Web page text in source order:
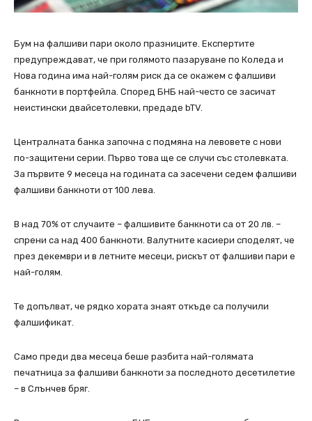
Бум на фалшиви пари около празниците. Експертите
предупреждават, че при голямото пазаруване по Коледа и
Нова година има най-голям риск да се окажем с фалшиви
банкноти в портфейла. Според БНБ най-често се засичат
неистински двайсетолевки, предаде bTV.
Централната банка започна с подмяна на левовете с нови
по-защитени серии. Първо това ще се случи със столевката.
За първите 9 месеца на годината са засечени седем фалшиви
фалшиви банкноти от 100 лева.
В над 70% от случаите – фалшивите банкноти са от 20 лв. –
спрени са над 400 банкноти. Валутните касиери споделят, че
през декември и в летните месеци, рискът от фалшиви пари е
най-голям.
Те допълват, че рядко хората знаят откъде са получили
фалшификат.
Само преди два месеца беше разбита най-голямата
печатница за фалшиви банкноти за последното десетилетие
– в Слънчев бряг.